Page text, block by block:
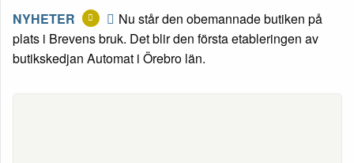
NYHETER
Nu står den obemannade butiken på
plats i Brevens bruk. Det blir den första etableringen av
butikskedjan Automat i Örebro län.